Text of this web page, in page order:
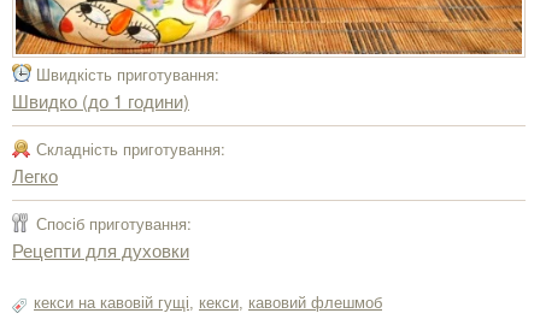
Швидкість приготування:
Швидко (до 1 години)
Складність приготування:
Легко
Спосіб приготування:
Рецепти для духовки
кекси на кавовій гущі кекси кавовий флешмоб